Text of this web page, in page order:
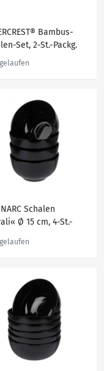
Bambus-
Set, 2-St.-Packg.
Schalen
Ø 15 cm, 4-St.-